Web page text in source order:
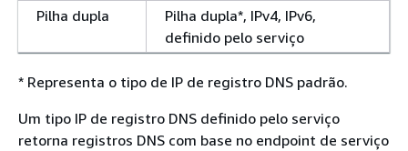
Pilha dupla
Pilha dupla*, IPv4, IPv6,
definido pelo serviço
* Representa o tipo de IP de registro DNS padrão.
Um tipo IP de registro DNS definido pelo serviço
retorna registros DNS com base no endpoint de serviço